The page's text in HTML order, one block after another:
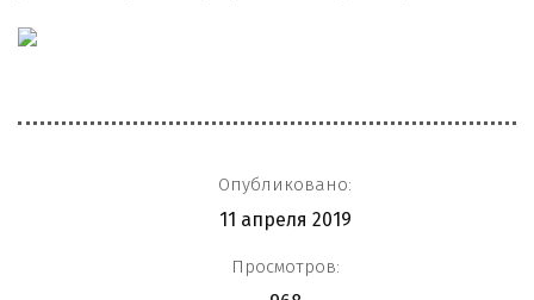
Опубликовано:
11 апреля 2019
Просмотров: